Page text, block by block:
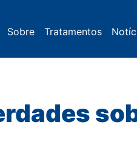
Sobre Tratamentos